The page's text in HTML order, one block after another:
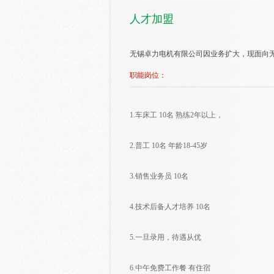
人才加盟
无锡卓力电机有限公司因业务扩大，现面向
职能岗位：
1.车床工 10名 熟练2年以上，
2.普工 10名 年龄18-45岁
3.销售业务员 10名
4.技术后备人才培养 10名
5.一旦录用，待遇从优
6.中午免费工作餐 有住宿